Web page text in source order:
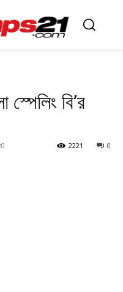
বি’র
0
2221